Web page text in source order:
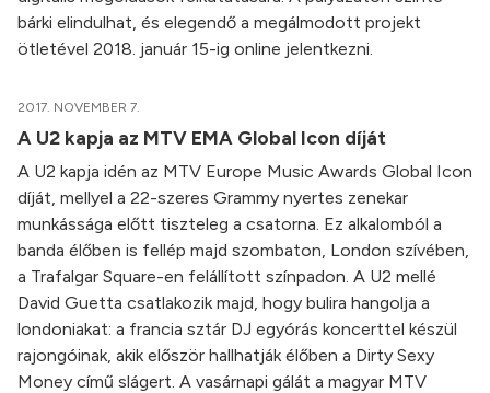
bárki elindulhat, és elegendő a megálmodott projekt
ötletével 2018. január 15-ig online jelentkezni.
2017. NOVEMBER 7.
A U2 kapja az MTV EMA Global Icon díját
A U2 kapja idén az MTV Europe Music Awards Global Icon
díját, mellyel a 22-szeres Grammy nyertes zenekar
munkássága előtt tiszteleg a csatorna. Ez alkalomból a
banda élőben is fellép majd szombaton, London szívében,
a Trafalgar Square-en felállított színpadon. A U2 mellé
David Guetta csatlakozik majd, hogy bulira hangolja a
londoniakat: a francia sztár DJ egyórás koncerttel készül
rajongóinak, akik először hallhatják élőben a Dirty Sexy
Money című slágert. A vasárnapi gálát a magyar MTV